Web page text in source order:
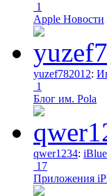
1
Apple Новости
yuzef782012:
1
Блог им. Pola
qwer1234:
17
Приложения